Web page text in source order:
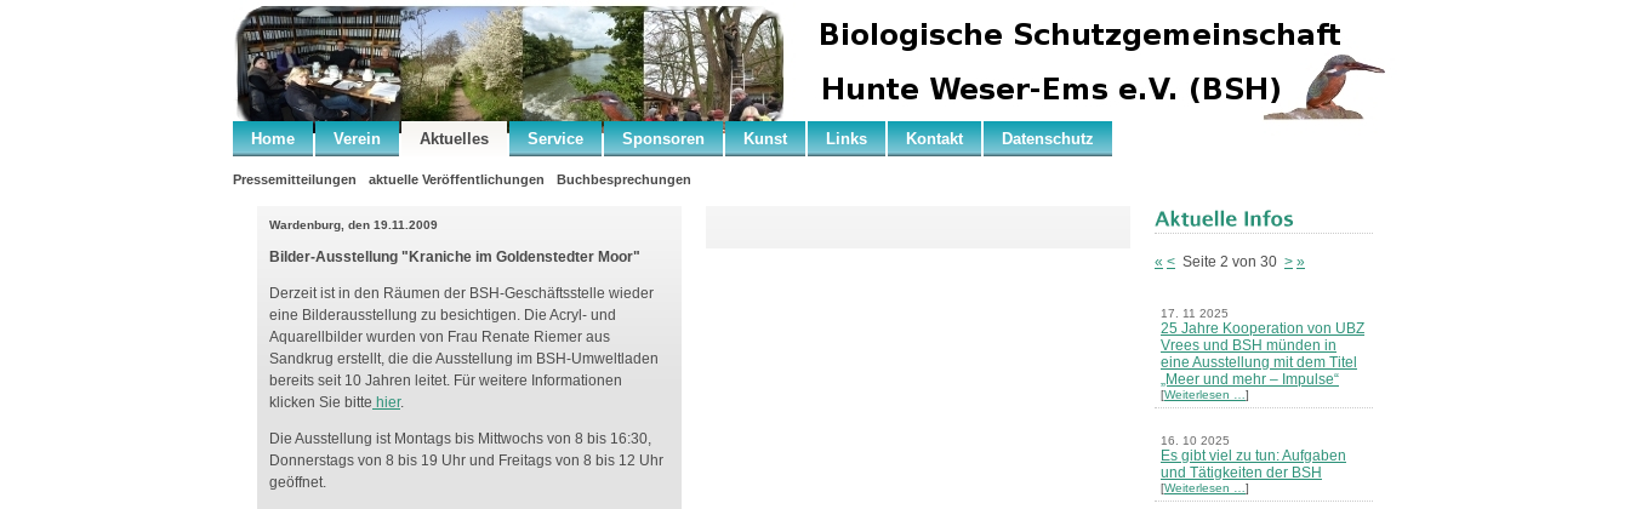
Home Verein Aktuelles Service Sponsoren Kunst Links Kontakt Datenschutz
Pressemitteilungen aktuelle Veröffentlichungen Buchbesprechungen
Wardenburg, den 19.11.2009
Bilder-Ausstellung "Kraniche im Goldenstedter Moor"
Derzeit ist in den Räumen der BSH-Geschäftsstelle wieder
eine Bilderausstellung zu besichtigen. Die Acryl- und
Aquarellbilder wurden von Frau Renate Riemer aus
Sandkrug erstellt, die die Ausstellung im BSH-Umweltladen
bereits seit 10 Jahren leitet. Für weitere Informationen
klicken Sie bitte hier.
Die Ausstellung ist Montags bis Mittwochs von 8 bis 16:30,
Donnerstags von 8 bis 19 Uhr und Freitags von 8 bis 12 Uhr
geöffnet.
« < Seite 2 von 30 > »
17. 11 2025
25 Jahre Kooperation von UBZ
Vrees und BSH münden in
eine Ausstellung mit dem Titel
„Meer und mehr – Impulse“
[Weiterlesen … ]
16. 10 2025
Es gibt viel zu tun: Aufgaben
und Tätigkeiten der BSH
[Weiterlesen … ]